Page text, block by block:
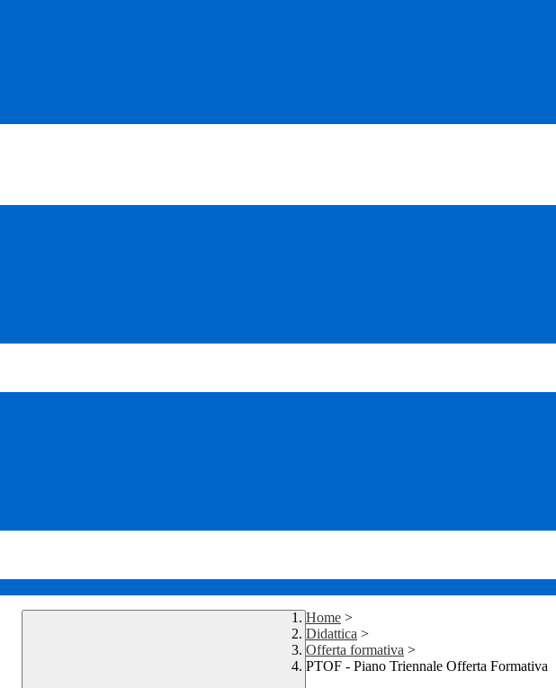
Home >
Didattica >
Offerta formativa >
PTOF - Piano Triennale Offerta Formativa